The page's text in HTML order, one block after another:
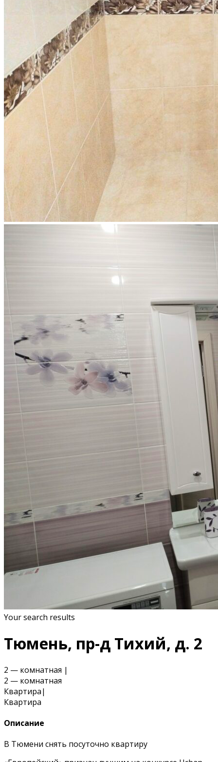
Your search results
Тюмень, пр-д Тихий, д. 2
2 — комнатная |
2 — комнатная
Квартира|
Квартира
Описание
В Тюмени снять посуточно квартиру